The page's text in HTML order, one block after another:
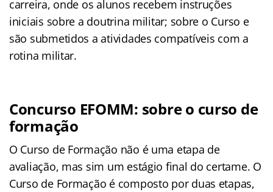
carreira, onde os alunos recebem instruções
iniciais sobre a doutrina militar; sobre o Curso e
são submetidos a atividades compatíveis com a
rotina militar.
Concurso EFOMM: sobre o curso de
formação
O Curso de Formação não é uma etapa de
avaliação, mas sim um estágio final do certame. O
Curso de Formação é composto por duas etapas,